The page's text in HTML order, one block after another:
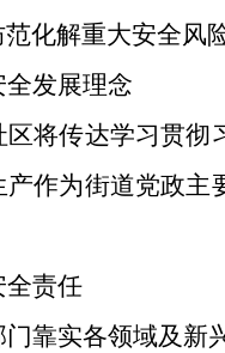
化解重大安全风
发展理念
区将传达学习贯彻
产作为街道党政主
全责任
靠实各领域及 新